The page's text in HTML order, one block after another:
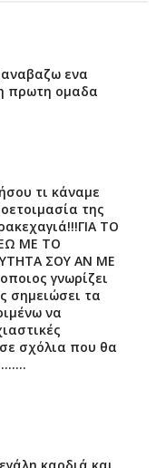
ενα
πρωτη ομαδα
τι κάναμε
της
ΤΟ
ΜΕ ΤΟ
ΣΟΥ ΑΝ ΜΕ
γνωρίζει
σημειώσει τα
να
σχόλια που θα